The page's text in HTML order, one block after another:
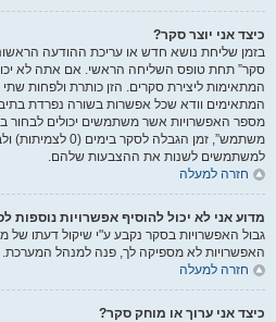
כיצד אני יוצר סקר?
בזמן שליחת נושא חדש או עריכת ההודעה
סקר” תחת טופס השליחה הראשי. אם אתה לא
המתאימות ליצירת סקרים. הזן כותרת ולפחות
המתאימים וודא שכל אפשרות בשורה נפרדת
מספר האפשרויות אשר משתמשים יכולים
משתמש”, זמן הגבלה
למשתמשים לשנות את ההצבעות שלהם.
חזרה למעלה
מדוע אני לא יכול להוסיף אפשרויות נוספות
גבול האפשרויות בסקר נקבע ע"י שיקול דעתו
האפשרויות לא מספיקה לך, פנה למנהל המערכת.
חזרה למעלה
כיצד אני ערוך או מוחק סקר?